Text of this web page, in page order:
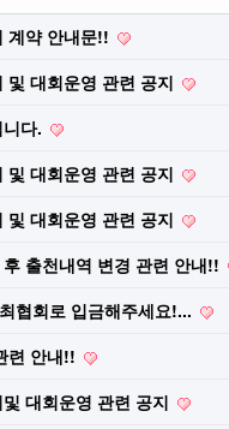
계약 안내문!!
및 대회운영 관련 공지
다.
및 대회운영 관련 공지
및 대회운영 관련 공지
출천내역 변경 관련 안내!!
협회로 입금해주세요!...
련 안내!!
대회운영 관련 공지